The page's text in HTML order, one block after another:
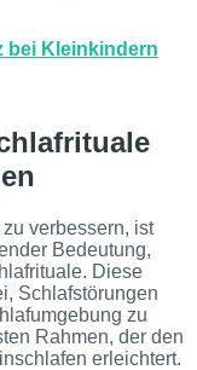
bei Kleinkindern
verbessern, ist
Bedeutung,
Diese
Schlafstörungen
zu
Rahmen, der den
erleichtert.